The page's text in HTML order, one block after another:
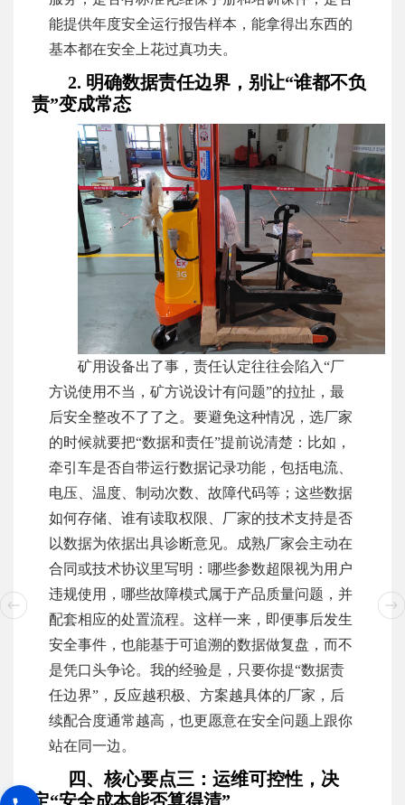
能提供年度安全运行报告样本，能拿得出东西的
基本都在安全上花过真功夫。
2. 明确数据责任边界，别让“谁都不负
责”变成常态
矿用设备出了事，责任认定往往会陷入“厂
方说使用不当，矿方说设计有问题”的拉扯，最
后安全整改不了了之。要避免这种情况，选厂家
的时候就要把“数据和责任”提前说清楚：比如，
牵引车是否自带运行数据记录功能，包括电流、
电压、温度、制动次数、故障代码等；这些数据
如何存储、谁有读取权限、厂家的技术支持是否
以数据为依据出具诊断意见。成熟厂家会主动在
合同或技术协议里写明：哪些参数超限视为用户
违规使用，哪些故障模式属于产品质量问题，并
配套相应的处置流程。这样一来，即便事后发生
安全事件，也能基于可追溯的数据做复盘，而不
是凭口头争论。我的经验是，只要你提“数据责
任边界”，反应越积极、方案越具体的厂家，后
续配合度通常越高，也更愿意在安全问题上跟你
站在同一边。
四、核心要点三：运维可控性，决
定“安全成本能否算得清”